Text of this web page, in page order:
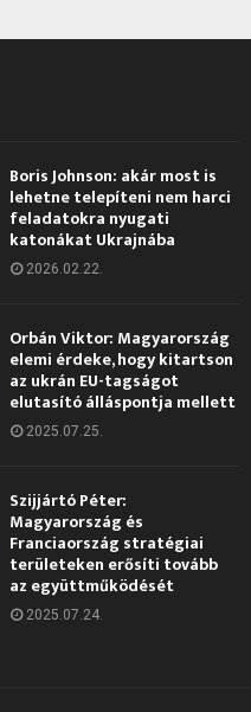
Boris Johnson: akár most is
lehetne telepíteni nem harci
feladatokra nyugati
katonákat Ukrajnába
2026.02.22.
Orbán Viktor: Magyarország
elemi érdeke, hogy kitartson
az ukrán EU-tagságot
elutasító álláspontja mellett
2025.07.25.
Szijjártó Péter:
Magyarország és
Franciaország stratégiai
területeken erősíti tovább
az együttműködését
2025.07.24.